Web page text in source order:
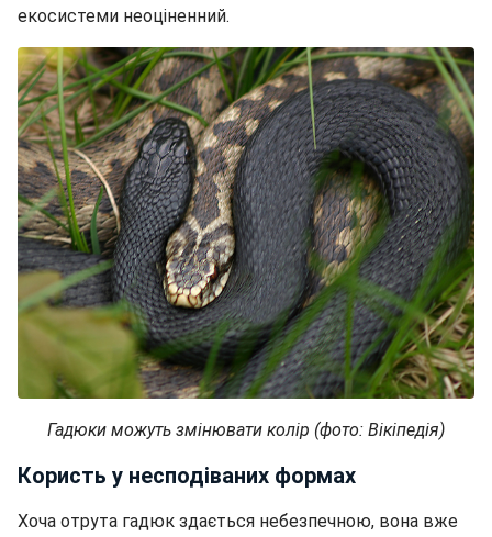
екосистеми неоціненний.
Гадюки можуть змінювати колір (фото: Вікіпедія)
Користь у несподіваних формах
Хоча отрута гадюк здається небезпечною, вона вже